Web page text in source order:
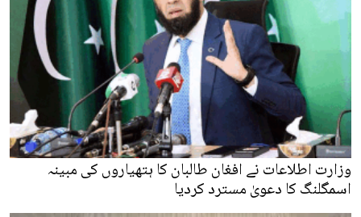
وزارت اطلاعات نے افغان طالبان کا ہتھیاروں کی مبینہ
اسمگلنگ کا دعویٰ مسترد کردیا